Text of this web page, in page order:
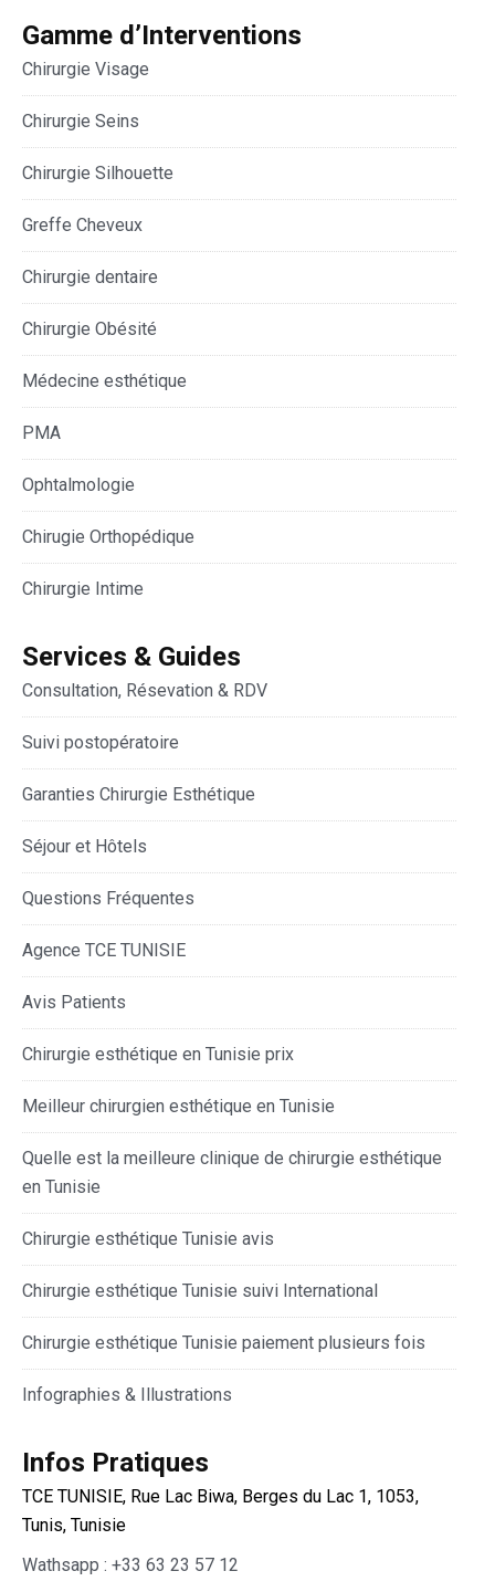
Gamme d’Interventions
Chirurgie Visage
Chirurgie Seins
Chirurgie Silhouette
Greffe Cheveux
Chirurgie dentaire
Chirurgie Obésité
Médecine esthétique
PMA
Ophtalmologie
Chirugie Orthopédique
Chirurgie Intime
Services & Guides
Consultation, Résevation & RDV
Suivi postopératoire
Garanties Chirurgie Esthétique
Séjour et Hôtels
Questions Fréquentes
Agence TCE TUNISIE
Avis Patients
Chirurgie esthétique en Tunisie prix
Meilleur chirurgien esthétique en Tunisie
Quelle est la meilleure clinique de chirurgie esthétique
en Tunisie
Chirurgie esthétique Tunisie avis
Chirurgie esthétique Tunisie suivi International
Chirurgie esthétique Tunisie paiement plusieurs fois
Infographies & Illustrations
Infos Pratiques
TCE TUNISIE, Rue Lac Biwa, Berges du Lac 1, 1053,
Tunis, Tunisie
Wathsapp : +33 63 23 57 12